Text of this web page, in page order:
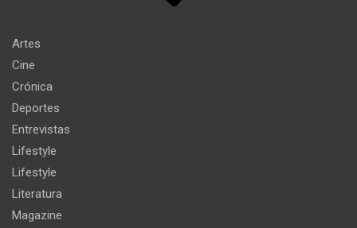
Artes
Cine
Crónica
Deportes
Entrevistas
Lifestyle
Lifestyle
Literatura
Magazine